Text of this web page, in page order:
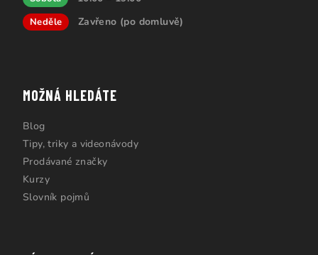
Neděle Zavřeno (po domluvě)
MOŽNÁ HLEDÁTE
Blog
Tipy, triky a videonávody
Prodávané značky
Kurzy
Slovník pojmů